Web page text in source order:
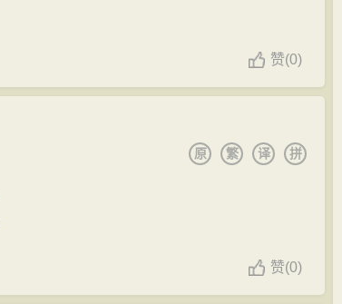
赞(0)
拼
译
繁
原
赞(0)